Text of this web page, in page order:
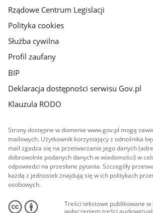
Rządowe Centrum Legislacji
Polityka cookies
Służba cywilna
Profil zaufany
BIP
Deklaracja dostępności serwisu Gov.pl
Klauzula RODO
Strony dostępne w domenie www.gov.pl mogą
mailowych. Użytkownik korzystający z odnośnika
mail zgadza się na przetwarzanie jego danych
dobrowolnie podanych danych w wiadomości) w
odpowiedzi na przesłane pytania. Szczegóły
każdą z jednostek znajdują się w ich politykach
osobowych.
Treści tekstowe publikowane w
wyłączeniem treści